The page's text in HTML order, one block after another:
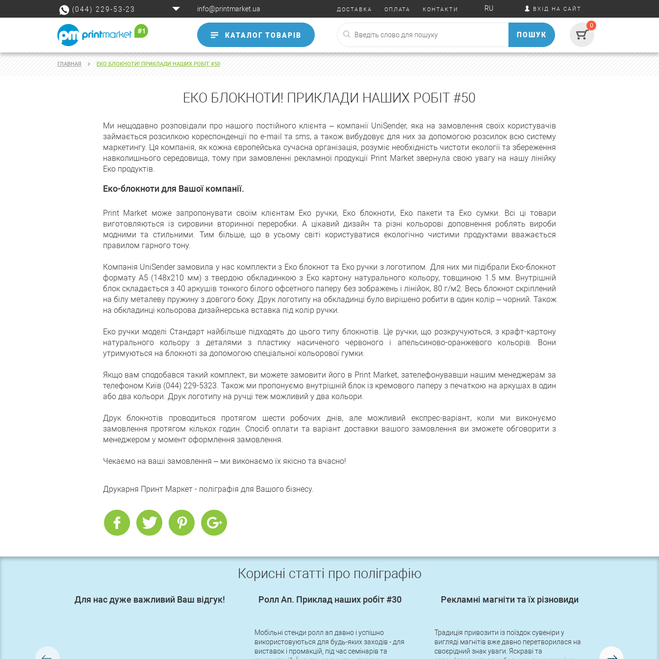
(044) 229-53-23 info@printmarket.ua ДОСТАВКА ОПЛАТА КОНТАКТИ RU ВХІД НА САЙТ
КАТАЛОГ ТОВАРІВ ПОШУК
0
ГЛАВНАЯ ЕКО БЛОКНОТИ! ПРИКЛАДИ НАШИХ РОБІТ #50
ЕКО БЛОКНОТИ! ПРИКЛАДИ НАШИХ РОБІТ #50
Ми нещодавно розповідали про нашого постійного клієнта – компанії UniSender, яка на замовлення своїх користувачів
займається розсилкою кореспонденції по e-mail та sms, а також вибудовує для них за допомогою розсилок всю систему
маркетингу. Ця компанія, як кожна європейська сучасна організація, розуміє необхідність чистоти екології та збереження
навколишнього середовища, тому при замовленні рекламної продукції Print Market звернула свою увагу на нашу лінійку
Еко продуктів.
Еко-блокноти для Вашої компанії.
Print Market може запропонувати своїм клієнтам Еко ручки, Еко блокноти, Еко пакети та Еко сумки. Всі ці товари
виготовляються із сировини вторинної переробки. А цікавий дизайн та різні кольорові доповнення роблять вироби
модними та стильними. Тим більше, що в усьому світі користуватися екологічно чистими продуктами вважається
правилом гарного тону.
Компанія UniSender замовила у нас комплекти з Еко блокнот та Еко ручки з логотипом. Для них ми підібрали Еко-блокнот
формату А5 (148х210 мм) з твердою обкладинкою з Еко картону натурального кольору, товщиною 1.5 мм. Внутрішній
блок складається з 40 аркушів тонкого білого офсетного паперу без зображень і лінійок, 80 г/м2. Весь блокнот скріплений
на білу металеву пружину з довгого боку. Друк логотипу на обкладинці було вирішено робити в один колір – чорний. Також
на обкладинці кольорова дизайнерська вставка під колір ручки.
Еко ручки моделі Стандарт найбільше підходять до цього типу блокнотів. Це ручки, що розкручуються, з крафт-картону
натурального кольору з деталями з пластику насиченого червоного і апельсиново-оранжевого кольорів. Вони
утримуються на блокноті за допомогою спеціальної кольорової гумки.
Якщо вам сподобався такий комплект, ви можете замовити його в Print Market, зателефонувавши нашим менеджерам за
телефоном Київ (044) 229-5323. Також ми пропонуємо внутрішній блок із кремового паперу з печаткою на аркушах в один
або два кольори. Друк логотипу на ручці теж можливий у два кольори.
Друк блокнотів проводиться протягом шести робочих днів, але можливий експрес-варіант, коли ми виконуємо
замовлення протягом кількох годин. Спосіб оплати та варіант доставки вашого замовлення ви зможете обговорити з
менеджером у момент оформлення замовлення.
Чекаємо на ваші замовлення – ми виконаємо їх якісно та вчасно!
Друкарня Принт Маркет - поліграфія для Вашого бізнесу.
Корисні статті про поліграфію
Для нас дуже важливий Ваш відгук! Ролл Ап. Приклад наших робіт #30
Мобільні стенди ролл ап давно і успішно
використовуються для будь-яких заходів - для
виставок і промакцій, під час семінарів та
Рекламні магніти та їх різновиди
Традиція привозити із поїздок сувеніри у
вигляді магнітів вже давно перетворилася на
своєрідний знак уваги. Яскраві та
логотипом!